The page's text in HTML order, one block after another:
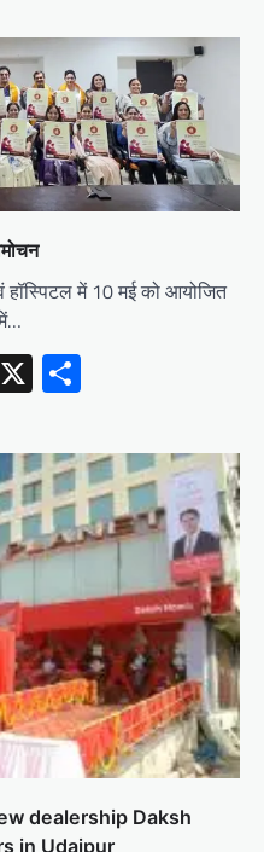
में 10 मई को आयोजित
X
dealership Daksh
in Udaipur